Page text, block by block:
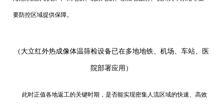
要防控区域提供保障。
（大立红外热成像体温筛检设备已在多地地铁、机场、车站、医
院部署应用）
此时正值各地返工的关键时期，是否能实现密集人流区域的快速、高效